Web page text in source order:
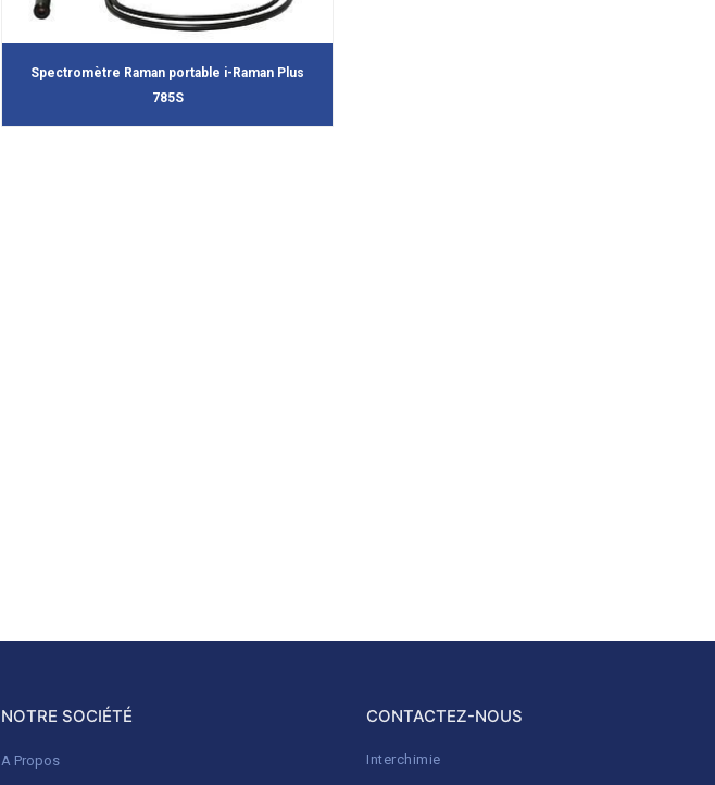
Spectromètre Raman portable i-Raman Plus
785S
NOTRE SOCIÉTÉ
A Propos
CONTACTEZ-NOUS
Interchimie